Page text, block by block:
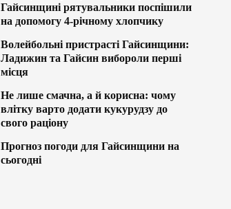
Гайсинщині рятувальники поспішили
на допомогу 4-річному хлопчику
Волейбольні пристрасті Гайсинщини:
Ладижин та Гайсин вибороли перші
місця
Не лише смачна, а й корисна: чому
влітку варто додати кукурудзу до
свого раціону
Прогноз погоди для Гайсинщини на
сьогодні